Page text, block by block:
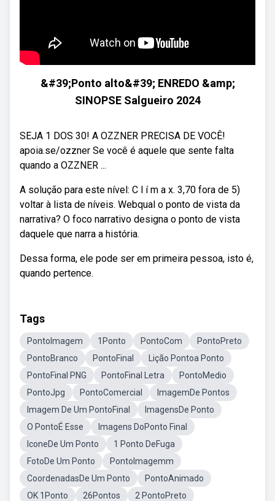
&#39;Ponto alto&#39; ENREDO &amp;
SINOPSE Salgueiro 2024
SEJA 1 DOS 30! A OZZNER PRECISA DE VOCÊ!
apoia.se/ozzner Se você é aquele que sente falta
quando a OZZNER ...
A solução para este nível: C l í m a x. 3,70 fora de 5)
voltar à lista de níveis. Webqual o ponto de vista da
narrativa? O foco narrativo designa o ponto de vista
daquele que narra a história.
Dessa forma, ele pode ser em primeira pessoa, isto é,
quando pertence.
Tags
PontoImagem 1Ponto PontoCom
PontoPreto
PontoBranco
PontoFinal
Lição Pontoa Ponto
PontoFinal PNG
PontoFinal Letra
PontoMedio
PontoJpg
PontoComercial
ImagemDe Pontos
Imagem De Um PontoFinal
ImagensDe Ponto
O PontoÉ Esse
Imagens DoPonto Final
IconeDe Um Ponto
1 Ponto DeFuga
FotoDe Um Ponto
PontoImagemm
CoordenadasDe Um Ponto
PontoAnimado
OK 1Ponto
26Pontos
2 PontoPreto